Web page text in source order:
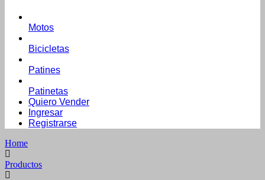
Motos
Bicicletas
Patines
Patinetas
Quiero Vender
Ingresar
Registrarse
Home
Productos